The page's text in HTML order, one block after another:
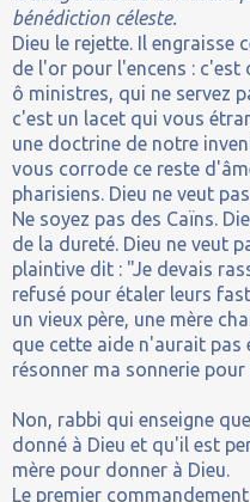
bénédiction céleste.
Dieu le rejette. Il engraisse
de l'or pour l'encens : c'est
ô ministres, qui ne servez
c'est un lacet qui vous
une doctrine de notre
vous corrode ce reste
pharisiens. Dieu ne veut
Ne soyez pas des Caïns.
de la dureté. Dieu ne veut
plaintive dit : "Je devais
refusé pour étaler leurs
un vieux père, une mère
que cette aide n'aurait pas
résonner ma sonnerie
Non, rabbi qui enseigne
donné à Dieu et qu'il est
mère pour donner à Dieu.
Le premier